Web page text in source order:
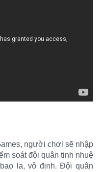
người chơi sẽ nhập
soát đội quân tinh nhuệ
la, vô định. Đội quân